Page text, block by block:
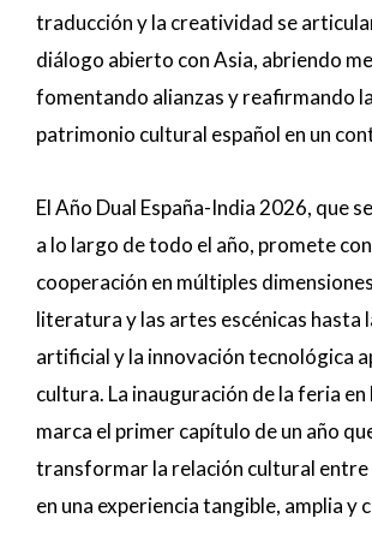
traducción y la creatividad se
diálogo abierto con Asia, abriendo
fomentando alianzas y reafirmando
patrimonio cultural español en un
El Año Dual España-India 2026, que
a lo largo de todo el año, promete
cooperación en múltiples
literatura y las artes escénicas hasta
artificial y la innovación tecnológica
cultura. La inauguración de la feria en
marca el primer capítulo de un año
transformar la relación cultural entre
en una experiencia tangible, amplia y